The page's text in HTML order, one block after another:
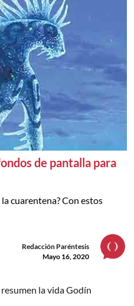
de pantalla para
cuarentena? Con estos
Redacción Paréntesis
Mayo 16, 2020